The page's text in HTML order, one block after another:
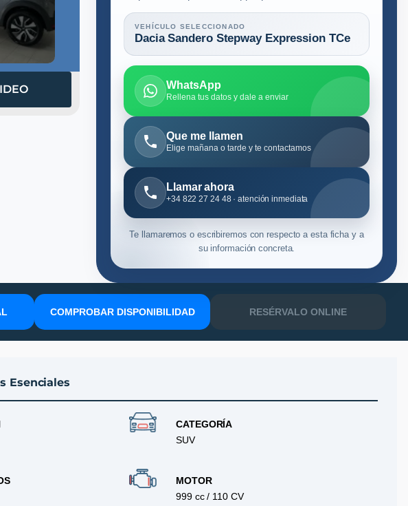
VEHÍCULO SELECCIONADO
Dacia Sandero Stepway Expression TCe
WhatsApp
Rellena tus datos y dale a enviar
Que me llamen
Elige mañana o tarde y te contactamos
Llamar ahora
+34 822 27 24 48 · atención inmediata
Te llamaremos o escribiremos con respecto a esta ficha y a
su información concreta.
COMPROBAR DISPONIBILIDAD RESÉRVALO ONLINE
Esenciales
CATEGORÍA
SUV
MOTOR
999 cc / 110 CV